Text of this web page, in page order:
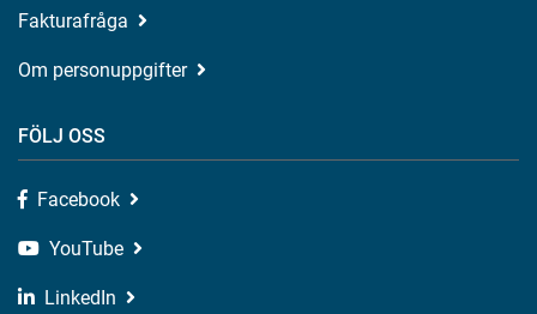
Fakturafråga
Om personuppgifter
FÖLJ OSS
Facebook
YouTube
LinkedIn